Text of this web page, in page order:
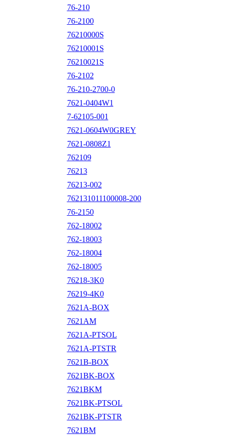
76-210
76-2100
76210000S
76210001S
76210021S
76-2102
76-210-2700-0
7621-0404W1
7-62105-001
7621-0604W0GREY
7621-0808Z1
762109
76213
76213-002
762131011100008-200
76-2150
762-18002
762-18003
762-18004
762-18005
76218-3K0
76219-4K0
7621A-BOX
7621AM
7621A-PTSOL
7621A-PTSTR
7621B-BOX
7621BK-BOX
7621BKM
7621BK-PTSOL
7621BK-PTSTR
7621BM